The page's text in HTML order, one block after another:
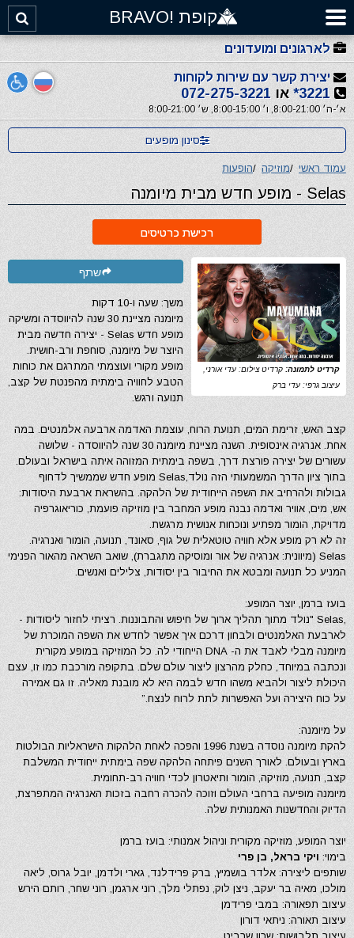
קופת !BRAVO
לארגונים ומועדונים
יצירת קשר עם שירות לקוחות
3221* או 072-275-3221
א׳-ה׳ 8:00-21:00, ו׳ 8:00-15:00, ש׳ 8:00-21:00
סינון מופעים
עמוד ראשי /מוזיקה /הופעות
Selas - מופע חדש מבית מיומנה
רכישת כרטיסים
קרדיט לתמונה: קרדיט צילום: עדי אורני,
עיצוב גרפי: עדי ברק
שתף
משך: שעה ו-10 דקות
מיומנה מציינת 30 שנה להיווסדה ומשיקה
מופע חדש Selas - יצירה חדשה מבית
היוצר של מיומנה, סוחפת ורב-חושית.
מופע מקורי ועוצמתי המתרגם את כוחות
הטבע לחוויה בימתית מהפנטת של קצב,
תנועה ורגש.
קצב האש, זרימת המים, תנועת הרוח, עוצמת האדמה ארבעה אלמנטים. במה
אחת. אנרגיה אינסופית. השנה מציינת מיומנה 30 שנה להיווסדה - שלושה
עשורים של יצירה פורצת דרך, בשפה בימתית המזוהה איתה בישראל ובעולם.
בתוך ציון הדרך המשמעותי הזה נולד,Selas מופע חדש שממשיך לדחוף
גבולות ולהרחיב את השפה הייחודית של הלהקה. בהשראת ארבעת היסודות:
אש, מים, אוויר ואדמה נבנה מופע המחבר בין מוזיקה פועמת, כוריאוגרפיה
מדויקת, הומור מפתיע ונוכחות אנושית מרגשת.
זה לא רק מופע אלא חוויה טוטאלית של גוף, סאונד, תנועה, הומור ואנרגיה.
Selas (מיוונית: אנרגיה של אור ומוסיקה מתגברת), שואב השראה מהאור הפנימי
המניע כל תנועה ומבטא את החיבור בין יסודות, צלילים ואנשים.
בועז ברמן, יוצר המופע:
,Selas "נולד מתוך תהליך ארוך של חיפוש והתבוננות. רציתי לחזור ליסודות -
לארבעת האלמנטים ולבחון דרכם איך אפשר לחדש את השפה המוכרת של
מיומנה מבלי לאבד את ה- DNA הייחודי לה. כל המוזיקה במופע מקורית
ונכתבה במיוחד, כחלק מהרצון ליצור עולם שלם. בתקופה מורכבת כמו זו, עצם
היכולת ליצור ולהביא משהו חדש לבמה היא לא מובנת מאליה. זו גם אמירה
על כוח היצירה ועל האפשרות לתת לרוח לנצח.”
על מיומנה:
להקת מיומנה נוסדה בשנת 1996 והפכה לאחת הלהקות הישראליות הבולטות
בארץ ובעולם. לאורך השנים פיתחה הלהקה שפה בימתית ייחודית המשלבת
קצב, תנועה, מוזיקה, הומור ותיאטרון לכדי חוויה רב-תחומית.
מיומנה מופיעה ברחבי העולם וזוכה להכרה רחבה בזכות האנרגיה המתפרצת,
הדיוק והחדשנות האמנותית שלה.
יוצר המופע, מוזיקה מקורית וניהול אמנותי: בועז ברמן
בימוי: ויקי בראל, בן פרי
שותפים ליצירה: אלדר בושמיץ, ברק פרידלנד, גארי ולדמן, יובל גרוס, ליאה
מולכו, מאיה בר יעקב, ניצן לוק, נפתלי מלך, רוני ארגמן, רוני שחר, רותם הירש
עיצוב תפאורה: במבי פרידמן
עיצוב תאורה: ניתאי דורון